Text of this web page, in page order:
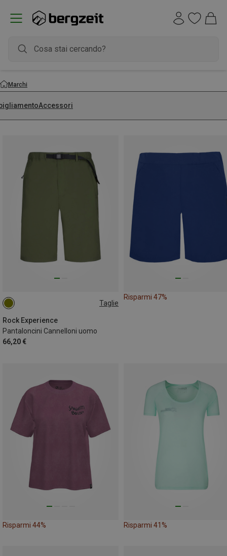
Marchi
Accessori
Taglie
Rock Experience
Pantaloncini Cannelloni uomo
66,20 €
M
Risparmi 47%
Risparmi 44% Risparmi 41%